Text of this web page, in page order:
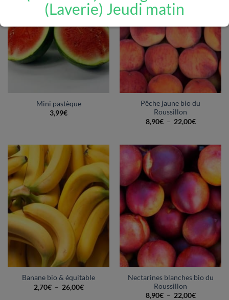
Mini pastèque
3,99€
Pêche jaune bio du
Roussillon
8,90€ – 22,00€Plage
à
22,00€
Banane bio & équitable
2,70€ – 26,00€Plage
Nectarines blanches bio du
Roussillon
8,90€ – 22,00€Plage
(Laverie) Jeudi matin